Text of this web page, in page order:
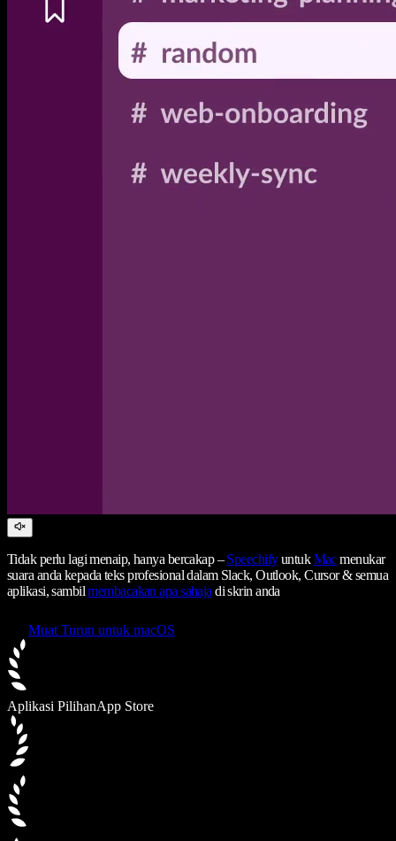
Tidak perlu lagi menaip, hanya bercakap –SpeechifyuntukMacmenukar
suara anda kepada teks profesional dalam Slack, Outlook, Cursor & semua
aplikasi, sambilmembacakan apa sahaja di skrin anda
Muat Turun untuk macOS
Aplikasi PilihanApp Store